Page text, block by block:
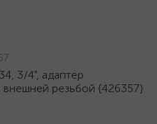
3/4", адаптер
внешней резьбой {426357}